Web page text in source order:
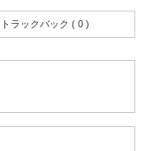
トラックバック ( 0 )